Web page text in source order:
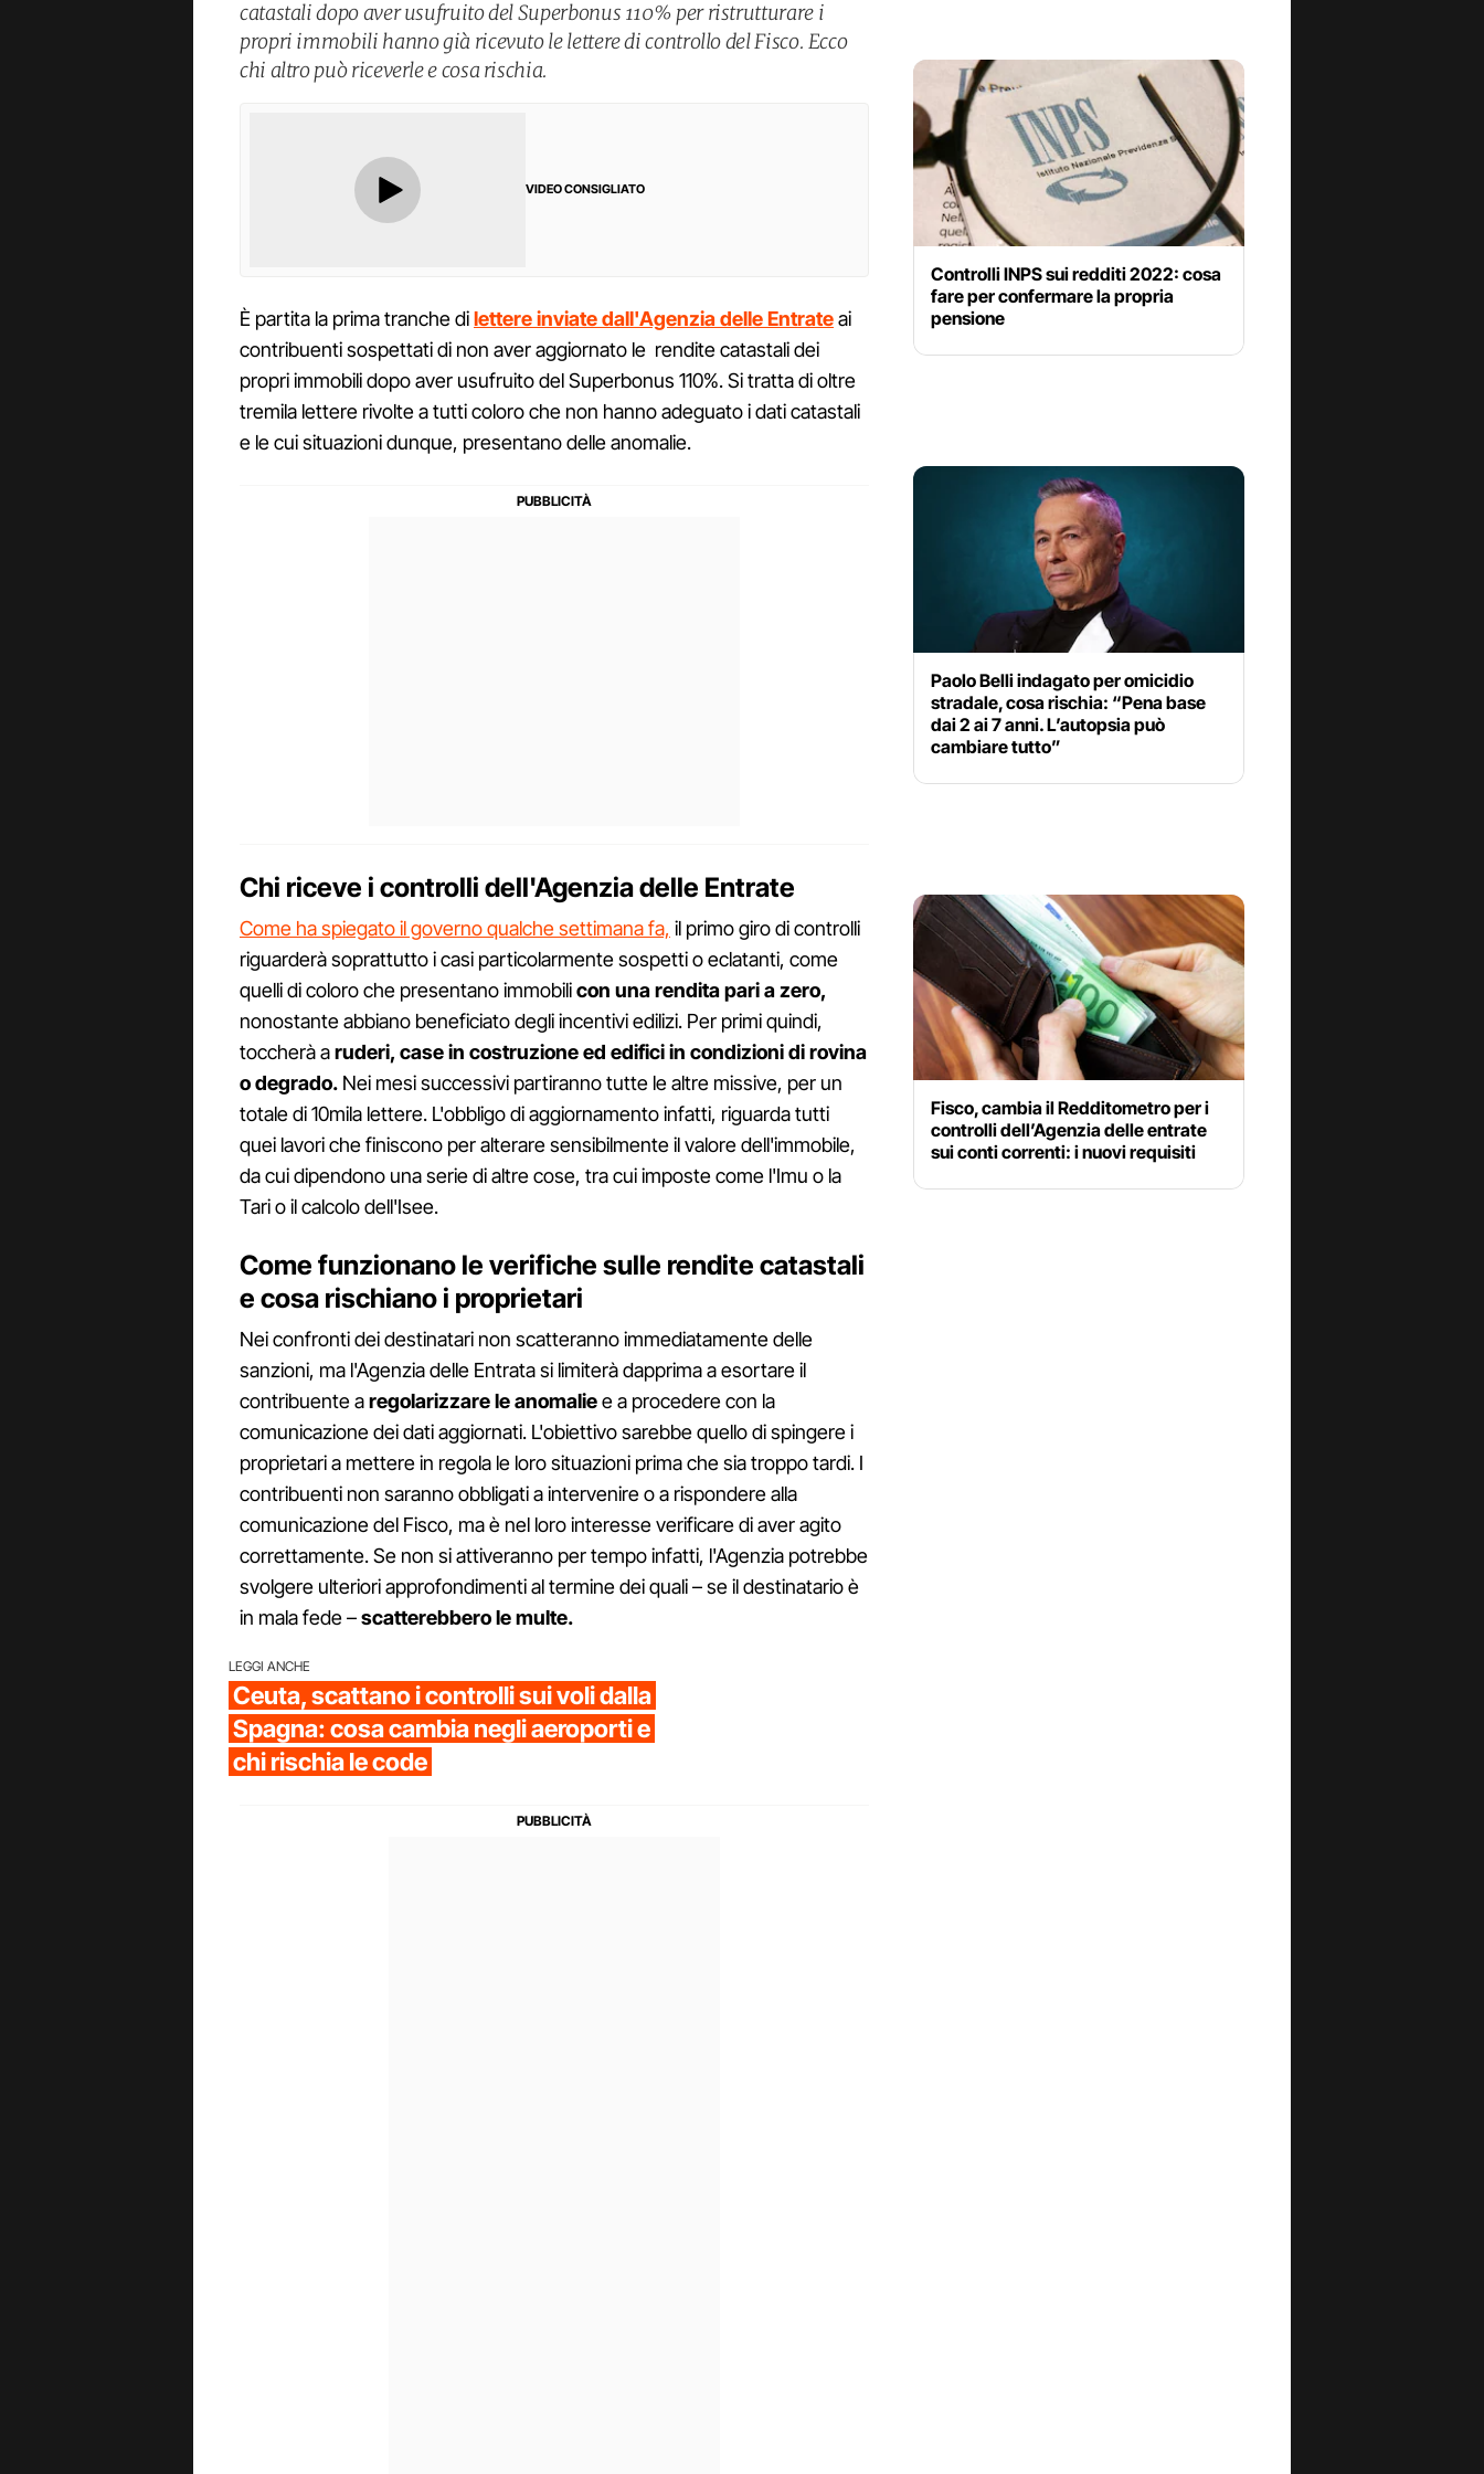
catastali dopo aver usufruito del Superbonus 110% per ristrutturare i
propri immobili hanno già ricevuto le lettere di controllo del Fisco. Ecco
chi altro può riceverle e cosa rischia.
VIDEO CONSIGLIATO
È partita la prima tranche dilettere inviate dall'Agenzia delle Entrateai
contribuenti sospettati di non aver aggiornato le rendite catastali dei
propri immobili dopo aver usufruito del Superbonus 110%. Si tratta di oltre
tremila lettere rivolte a tutti coloro che non hanno adeguato i dati catastali
e le cui situazioni dunque, presentano delle anomalie.
Chi riceve i controlli dell'Agenzia delle Entrate
Come ha spiegato il governo qualche settimana fa, il primo giro di controlli
riguarderà soprattutto i casi particolarmente sospetti o eclatanti, come
quelli di coloro che presentano immobilicon una rendita pari a zero,
nonostante abbiano beneficiato degli incentivi edilizi. Per primi quindi,
toccherà aruderi, case in costruzione ed edifici in condizioni di rovina
o degrado. Nei mesi successivi partiranno tutte le altre missive, per un
totale di 10mila lettere. L'obbligo di aggiornamento infatti, riguarda tutti
quei lavori che finiscono per alterare sensibilmente il valore dell'immobile,
da cui dipendono una serie di altre cose, tra cui imposte come l'Imu o la
Tari o il calcolo dell'Isee.
Come funzionano le verifiche sulle rendite catastali
e cosa rischiano i proprietari
Nei confronti dei destinatari non scatteranno immediatamente delle
sanzioni, ma l'Agenzia delle Entrata si limiterà dapprima a esortare il
contribuente aregolarizzare le anomaliee a procedere con la
comunicazione dei dati aggiornati. L'obiettivo sarebbe quello di spingere i
proprietari a mettere in regola le loro situazioni prima che sia troppo tardi. I
contribuenti non saranno obbligati a intervenire o a rispondere alla
comunicazione del Fisco, ma è nel loro interesse verificare di aver agito
correttamente. Se non si attiveranno per tempo infatti, l'Agenzia potrebbe
svolgere ulteriori approfondimenti al termine dei quali – se il destinatario è
in mala fede –scatterebbero le multe.
LEGGI ANCHE
Ceuta, scattano i controlli sui voli dalla
Spagna: cosa cambia negli aeroporti e
chi rischia le code
Controlli INPS sui redditi 2022: cosa
fare per confermare la propria
pensione
Paolo Belli indagato per omicidio
stradale, cosa rischia: “Pena base
dai 2 ai 7 anni. L’autopsia può
cambiare tutto”
Fisco, cambia il Redditometro per i
controlli dell’Agenzia delle entrate
sui conti correnti: i nuovi requisiti